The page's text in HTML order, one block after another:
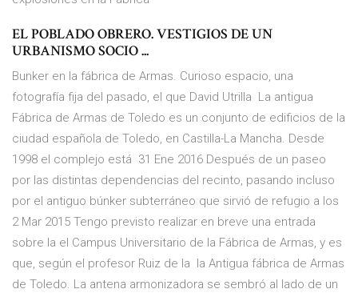
EL POBLADO OBRERO. VESTIGIOS DE UN
URBANISMO SOCIO ...
Bunker en la fábrica de Armas. Curioso espacio, una
fotografía fija del pasado, el que David Utrilla La antigua
Fábrica de Armas de Toledo es un conjunto de edificios de la
ciudad española de Toledo, en Castilla-La Mancha. Desde
1998 el complejo está 31 Ene 2016 Después de un paseo
por las distintas dependencias del recinto, pasando incluso
por el antiguo búnker subterráneo que sirvió de refugio a los
2 Mar 2015 Tengo previsto realizar en breve una entrada
sobre la el Campus Universitario de la Fábrica de Armas, y es
que, según el profesor Ruiz de la la Antigua fábrica de Armas
de Toledo. La antena armonizadora se sembró al lado de un